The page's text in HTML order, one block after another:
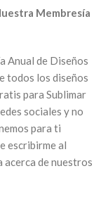
Membresía
Anual de Diseños
todos los diseños
para Sublimar
sociales y no
para ti
escribirme al
de nuestros